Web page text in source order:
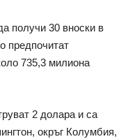
получи 30 вноски в
предпочитат
735,3 милиона
2 долара и са
окръг Колумбия,